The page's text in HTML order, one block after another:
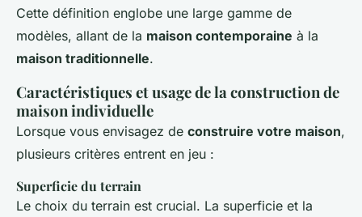
Cette définition englobe une large gamme de
modèles, allant de la maison contemporaine à la
maison traditionnelle.
Caractéristiques et usage de la construction de
maison individuelle
Lorsque vous envisagez de construire votre maison,
plusieurs critères entrent en jeu :
Superficie du terrain
Le choix du terrain est crucial. La superficie et la